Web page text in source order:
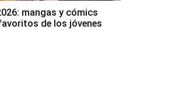
mangas y cómics
de los jóvenes